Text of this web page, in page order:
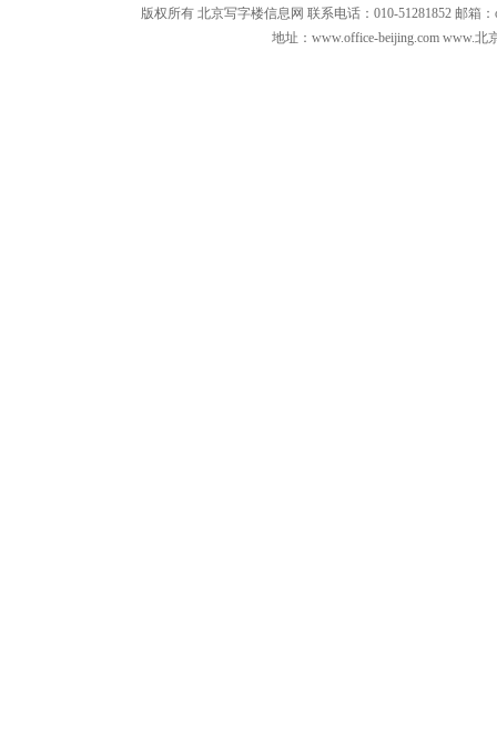
版权所有 北京写字楼信息网 联系电话：010-51281852 邮箱：
地址：www.office-beijing.com www.